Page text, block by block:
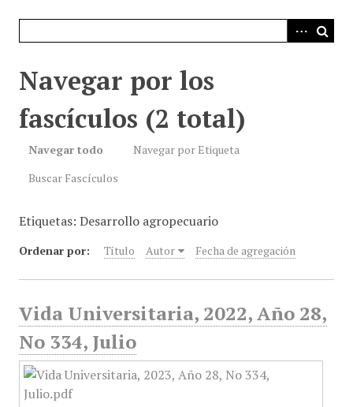
Navegar por los
fascículos (2 total)
Navegar todo
Navegar por Etiqueta
Buscar Fascículos
Etiquetas: Desarrollo agropecuario
Ordenar por: Título Autor Fecha de agregación
Vida Universitaria, 2022, Año 28,
No 334, Julio